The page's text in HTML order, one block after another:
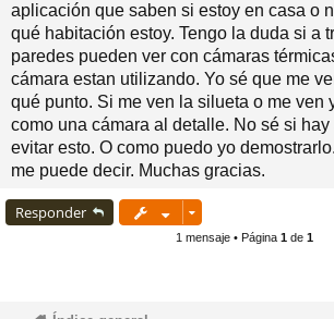
aplicación que saben si estoy en casa o
qué habitación estoy. Tengo la duda si a
paredes pueden ver con cámaras
cámara estan utilizando. Yo sé que me
qué punto. Si me ven la silueta o me ven
como una cámara al detalle. No sé si
evitar esto. O como puedo yo
me puede decir. Muchas gracias.
Responder
1 mensaje • Página 1 de 1